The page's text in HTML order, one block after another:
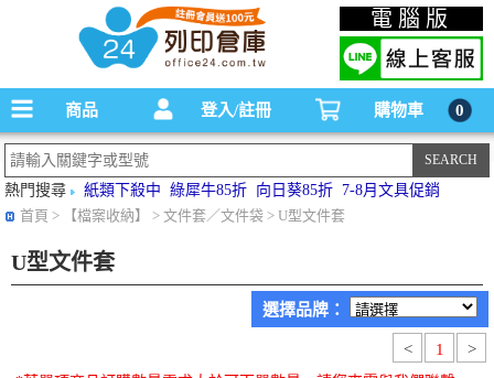
碳粉匣，墨水匣,原廠碳粉匣，副廠碳粉匣，環保碳粉匣,連續供墨印表機-office24列印
倉庫線上購物手機版
電腦版
商品 登入/註冊 購物車 0
熱門搜尋 紙類下殺中 綠犀牛85折 向日葵85折 7-8月文具促銷
首頁 > 【檔案收納】 > 文件套／文件袋 > U型文件套
U型文件套
選擇品牌：
< 1 >